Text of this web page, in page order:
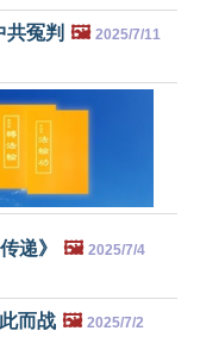
共冤判 🖼️ 2025/7/11
递》 🖼️ 2025/7/4
而战 🖼️ 2025/7/2